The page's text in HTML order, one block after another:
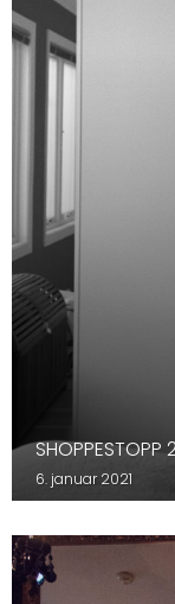
SHOPPESTOPP
6. januar 2021